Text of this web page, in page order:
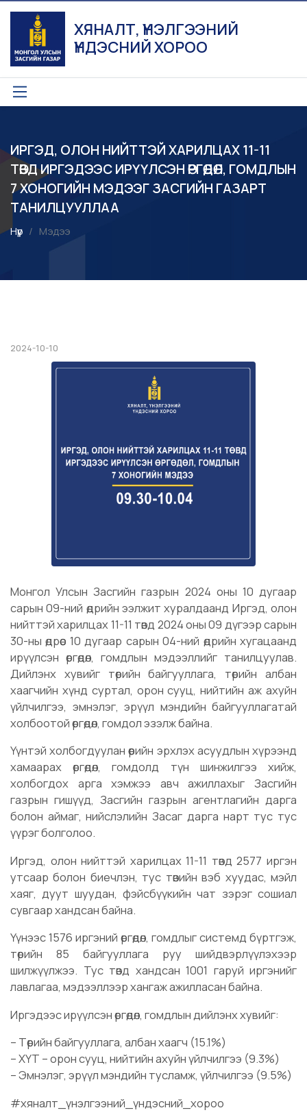
ХЯНАЛТ, ҮНЭЛГЭЭНИЙ
ҮНДЭСНИЙ ХОРОО
ИРГЭД, ОЛОН НИЙТТЭЙ ХАРИЛЦАХ 11-11
ТӨВД ИРГЭДЭЭС ИРҮҮЛСЭН ӨРГӨДӨЛ, ГОМДЛЫН
7 ХОНОГИЙН МЭДЭЭГ ЗАСГИЙН ГАЗАРТ
ТАНИЛЦУУЛЛАА
Нүүр Мэдээ
2024-10-10
Монгол Улсын Засгийн газрын 2024 оны 10 дугаар
сарын 09-ний өдрийн ээлжит хуралдаанд Иргэд, олон
нийттэй харилцах 11-11 төвд 2024 оны 09 дүгээр сарын
30-ны өдрөөс 10 дугаар сарын 04-ний өдрийн хугацаанд
ирүүлсэн өргөдөл, гомдлын мэдээллийг танилцуулав.
Дийлэнх хувийг төрийн байгууллага, төрийн албан
хаагчийн хүнд суртал, орон сууц, нийтийн аж ахуйн
үйлчилгээ, эмнэлэг, эрүүл мэндийн байгууллагатай
холбоотой өргөдөл, гомдол эзэлж байна.
Үүнтэй холбогдуулан өөрийн эрхлэх асуудлын хүрээнд
хамаарах өргөдөл, гомдолд түн шинжилгээ хийж,
холбогдох арга хэмжээ авч ажиллахыг Засгийн
газрын гишүүд, Засгийн газрын агентлагийн дарга
болон аймаг, нийслэлийн Засаг дарга нарт тус тус
үүрэг болголоо.
Иргэд, олон нийттэй харилцах 11-11 төвд 2577 иргэн
утсаар болон биечлэн, тус төвийн вэб хуудас, мэйл
хаяг, дуут шуудан, фэйсбүүкийн чат зэрэг сошиал
сувгаар хандсан байна.
Үүнээс 1576 иргэний өргөдөл, гомдлыг системд бүртгэж,
төрийн 85 байгууллага руу шийдвэрлүүлэхээр
шилжүүлжээ. Тус төвд хандсан 1001 гаруй иргэнийг
лавлагаа, мэдээллээр хангаж ажилласан байна.
Иргэдээс ирүүлсэн өргөдөл, гомдлын дийлэнх хувийг:
– Төрийн байгууллага, албан хаагч (15.1%)
– ХҮТ – орон сууц, нийтийн ахуйн үйлчилгээ (9.3%)
– Эмнэлэг, эрүүл мэндийн тусламж, үйлчилгээ (9.5%)
#хяналт_үнэлгээний_үндэсний_хороо